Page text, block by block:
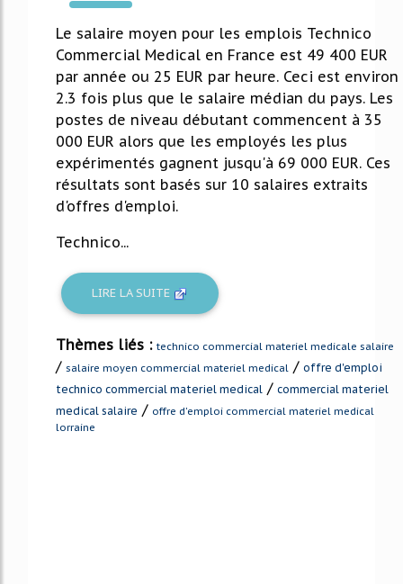
842%
Le salaire moyen pour les emplois Technico
Commercial Medical en France est 49 400 EUR
par année ou 25 EUR par heure. Ceci est environ
2.3 fois plus que le salaire médian du pays. Les
postes de niveau débutant commencent à 35
000 EUR alors que les employés les plus
expérimentés gagnent jusqu'à 69 000 EUR. Ces
résultats sont basés sur 10 salaires extraits
d'offres d'emploi.
Technico...
LIRE LA SUITE
Thèmes liés :technico commercial materiel medicale salaire
/ salaire moyen commercial materiel medical / offre d'emploi
technico commercial materiel medical / commercial materiel
medical salaire / offre d'emploi commercial materiel medical
lorraine